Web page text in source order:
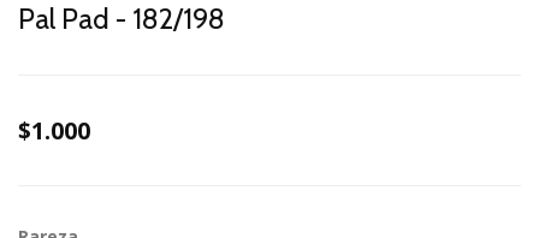
Pal Pad - 182/198
$1.000